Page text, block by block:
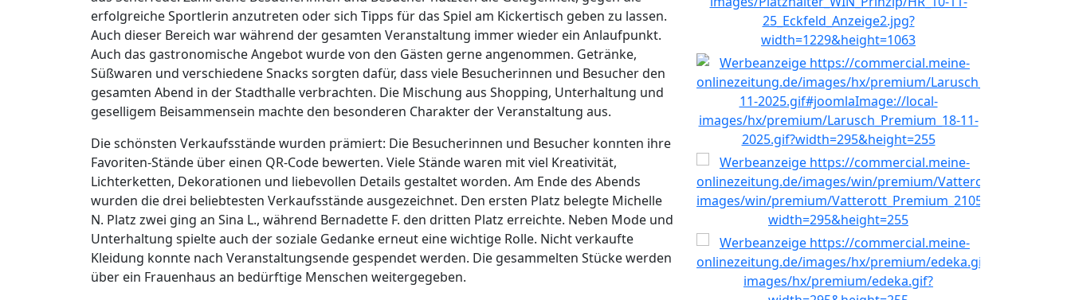
erfolgreiche Sportlerin anzutreten oder sich Tipps für das Spiel am Kickertisch geben zu lassen.
Auch dieser Bereich war während der gesamten Veranstaltung immer wieder ein Anlaufpunkt.
Auch das gastronomische Angebot wurde von den Gästen gerne angenommen. Getränke,
Süßwaren und verschiedene Snacks sorgten dafür, dass viele Besucherinnen und Besucher den
gesamten Abend in der Stadthalle verbrachten. Die Mischung aus Shopping, Unterhaltung und
geselligem Beisammensein machte den besonderen Charakter der Veranstaltung aus.
Die schönsten Verkaufsstände wurden prämiert: Die Besucherinnen und Besucher konnten ihre
Favoriten-Stände über einen QR-Code bewerten. Viele Stände waren mit viel Kreativität,
Lichterketten, Dekorationen und liebevollen Details gestaltet worden. Am Ende des Abends
wurden die drei beliebtesten Verkaufsstände ausgezeichnet. Den ersten Platz belegte Michelle
N. Platz zwei ging an Sina L., während Bernadette F. den dritten Platz erreichte. Neben Mode und
Unterhaltung spielte auch der soziale Gedanke erneut eine wichtige Rolle. Nicht verkaufte
Kleidung konnte nach Veranstaltungsende gespendet werden. Die gesammelten Stücke werden
über ein Frauenhaus an bedürftige Menschen weitergegeben.